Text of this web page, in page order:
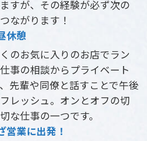
すが、その経験が必ず次の
ながります！
休憩
のお気に入りのお店でラン
事の相談からプライベート
先輩や同僚と話すことで午後
レッシュ。オンとオフの切
な仕事の一つです。
業に出発！